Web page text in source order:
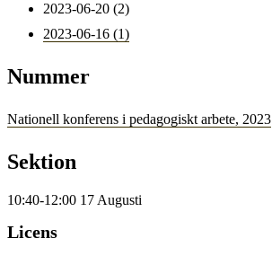
2023-06-20 (2)
2023-06-16 (1)
Nummer
Nationell konferens i pedagogiskt arbete, 2023
Sektion
10:40-12:00 17 Augusti
Licens